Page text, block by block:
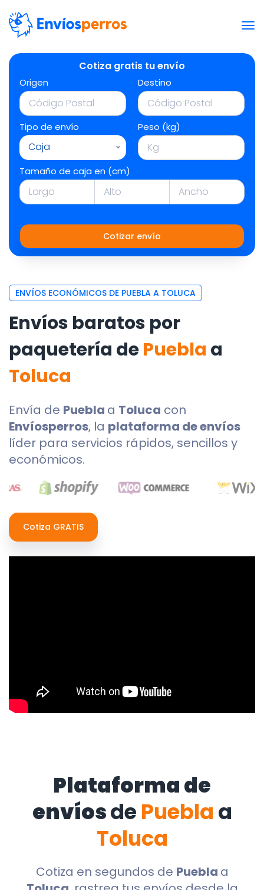
Cotiza gratis tu envío
Origen Destino
Tipo de envío
Caja
Peso (kg)
Tamaño de caja en (cm)
Cotizar envío
ENVÍOS ECONÓMICOS DE PUEBLA A TOLUCA
Envíos baratos por
paquetería dePuebla a
Toluca
Envía de Puebla a Toluca con
Envíosperros, la plataforma de envíos
líder para servicios rápidos, sencillos y
económicos.
Cotiza GRATIS
Plataforma de
envíosde Puebla a
Toluca
Cotiza en segundos de Puebla a